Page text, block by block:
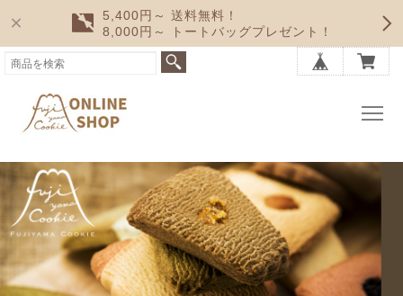
5,400円～ 送料無料！
8,000円～ トートバッグプレゼント！